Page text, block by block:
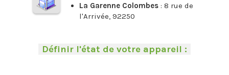
La Garenne Colombes : 8 rue de
l'Arrivée, 92250
Définir l'état de votre appareil :